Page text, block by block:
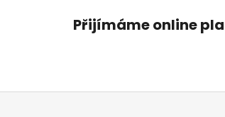
Přijímáme online
Z